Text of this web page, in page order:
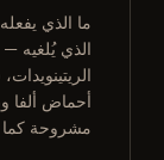
ما الذي
الذي يُلغيه
أحماض ألفا
مشروحة كما